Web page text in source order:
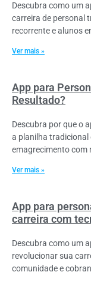
Descubra como um
carreira de personal
recorrente e alunos
Ver mais »
App para
Resultado?
Descubra por que o
a planilha tradicional
emagrecimento com
Ver mais »
App para
carreira com
Descubra como um
revolucionar sua
comunidade e